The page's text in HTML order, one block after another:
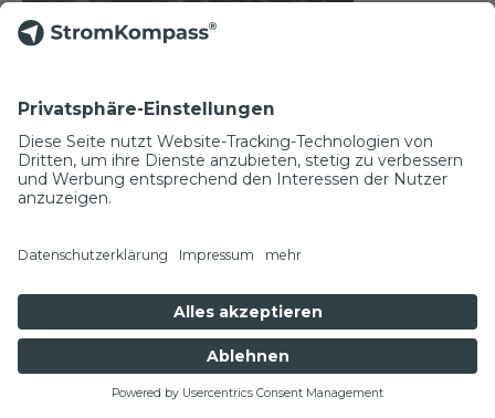
NEWSLETTER
ElektroSpicker #037
modernisieren – Tipps für die
Elektrotechnik
Was sind kluge Investitionen in Immobilien? Wie
profitieren Mieter und Vermieter von den Möglich­
keiten zukunftsorientierter Elektrotechnik im